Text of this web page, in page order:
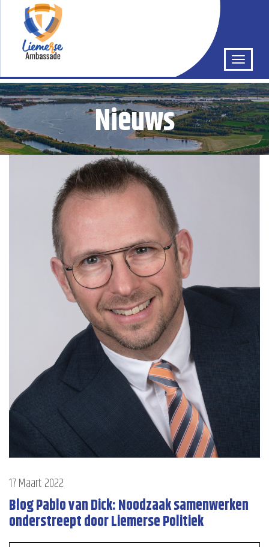
Nieuws
17 Maart 2022
Blog Pablo van Dick: Noodzaak samenwerken
onderstreept door Liemerse Politiek